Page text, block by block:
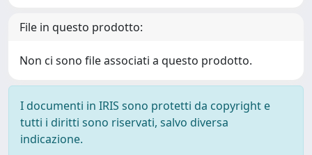
File in questo prodotto:
Non ci sono file associati a questo prodotto.
I documenti in IRIS sono protetti da copyright e
tutti i diritti sono riservati, salvo diversa
indicazione.